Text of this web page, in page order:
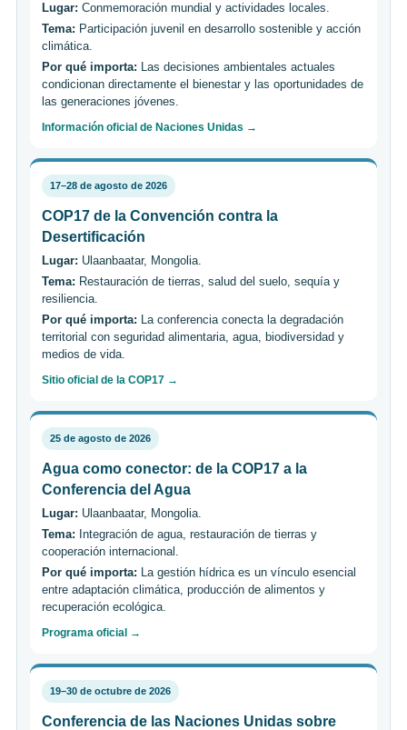
Lugar: Conmemoración mundial y actividades locales.
Tema: Participación juvenil en desarrollo sostenible y acción
climática.
Por qué importa: Las decisiones ambientales actuales
condicionan directamente el bienestar y las oportunidades de
las generaciones jóvenes.
Información oficial de Naciones Unidas →
17–28 de agosto de 2026
COP17 de la Convención contra la
Desertificación
Lugar: Ulaanbaatar, Mongolia.
Tema: Restauración de tierras, salud del suelo, sequía y
resiliencia.
Por qué importa: La conferencia conecta la degradación
territorial con seguridad alimentaria, agua, biodiversidad y
medios de vida.
Sitio oficial de la COP17 →
25 de agosto de 2026
Agua como conector: de la COP17 a la
Conferencia del Agua
Lugar: Ulaanbaatar, Mongolia.
Tema: Integración de agua, restauración de tierras y
cooperación internacional.
Por qué importa: La gestión hídrica es un vínculo esencial
entre adaptación climática, producción de alimentos y
recuperación ecológica.
Programa oficial →
19–30 de octubre de 2026
Conferencia de las Naciones Unidas sobre